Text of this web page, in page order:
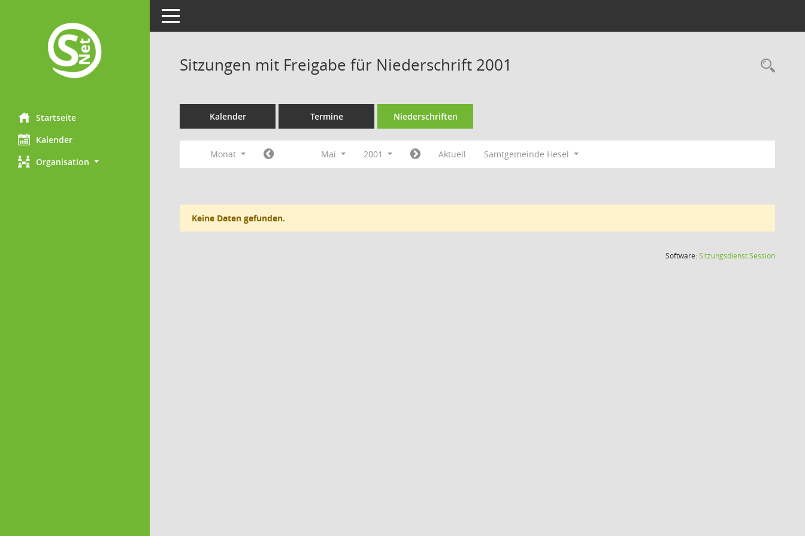
Startseite
Kalender
Organisation
Toggle navigation
Sitzungen mit Freigabe für Niederschrift 2001
Kalender Termine Niederschriften
Monat Mai 2001 Aktuell Samtgemeinde Hesel
Keine Daten gefunden.
Software:SitzungsdienstSession(Wird in